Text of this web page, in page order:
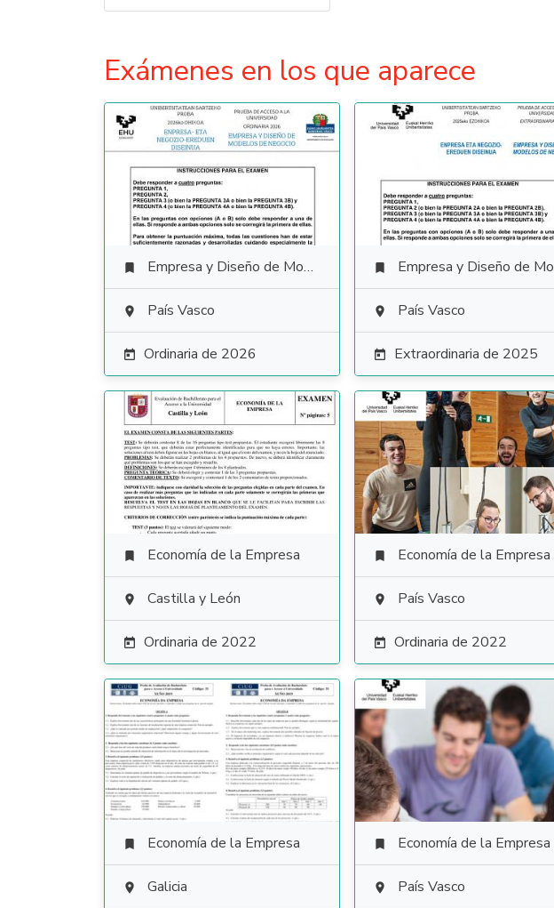
Exámenes en los que aparece
 Empresa y Diseño de Modelos de Negocio
 País Vasco
 Ordinaria de 2026
 Empresa y Diseño de Modelos de Negocio
 País Vasco
 Extraordinaria de 2025
 Economía de la Empresa
 Castilla y León
 Ordinaria de 2022
 Economía de la Empresa
 País Vasco
 Ordinaria de 2022
 Economía de la Empresa
 Galicia
 Economía de la Empresa
 País Vasco